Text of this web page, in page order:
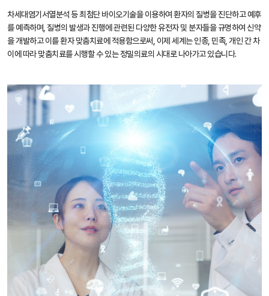
차세대염기서열분석 등 최첨단 바이오기술을 이용하여 환자의 질병을 진단하고 예후
를 예측하며, 질병의 발생과 진행에 관련된 다양한 유전자 및 분자들을 규명하여 신약
을 개발하고 이를 환자 맞춤치료에 적용함으로써, 이제 세계는 인종, 민족, 개인 간 차
이에 따라 맞춤치료를 시행할 수 있는 정밀의료의 시대로 나아가고 있습니다.